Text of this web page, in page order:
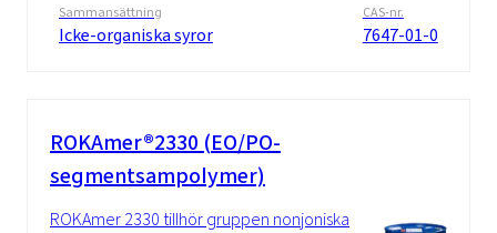
Sammansättning
Icke-organiska syror
CAS-nr.
7647-01-0
ROKAmer®2330 (EO/PO-
segmentsampolymer)
ROKAmer 2330 tillhör gruppen nonjoniska